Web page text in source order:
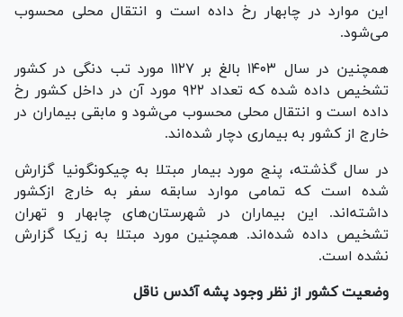
این موارد در چابهار رخ داده است و انتقال محلی محسوب
می‌شود.
همچنین در سال ۱۴۰۳ بالغ بر ۱۱۲۷ مورد تب دنگی در کشور
تشخیص داده شده که تعداد ۹۲۲ مورد آن در داخل کشور رخ
داده است و انتقال محلی محسوب می‌شود و مابقی بیماران در
خارج از کشور به بیماری دچار شده‌اند.
در سال گذشته، پنج مورد بیمار مبتلا به چیکونگونیا گزارش
شده است که تمامی موارد سابقه سفر به خارج ازکشور
داشته‌اند. این بیماران در شهرستان‌های چابهار و تهران
تشخیص داده شده‌اند. همچنین مورد مبتلا به زیکا گزارش
نشده است.
وضعیت کشور از نظر وجود پشه آئدس ناقل